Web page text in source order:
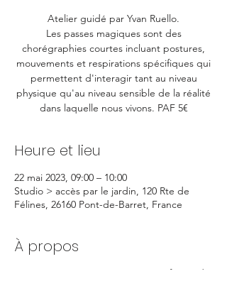
Atelier guidé par Yvan Ruello.
Les passes magiques sont des
chorégraphies courtes incluant postures,
mouvements et respirations spécifiques qui
permettent d'interagir tant au niveau
physique qu'au niveau sensible de la réalité
dans laquelle nous vivons. PAF 5€
Heure et lieu
22 mai 2023, 09:00 – 10:00
Studio > accès par le jardin, 120 Rte de
Félines, 26160 Pont-de-Barret, France
À propos
Les « passes magiques » sont une forme de